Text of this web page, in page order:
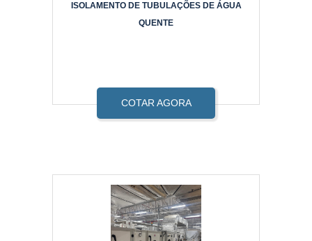
ISOLAMENTO DE TUBULAÇÕES DE ÁGUA
QUENTE
COTAR AGORA